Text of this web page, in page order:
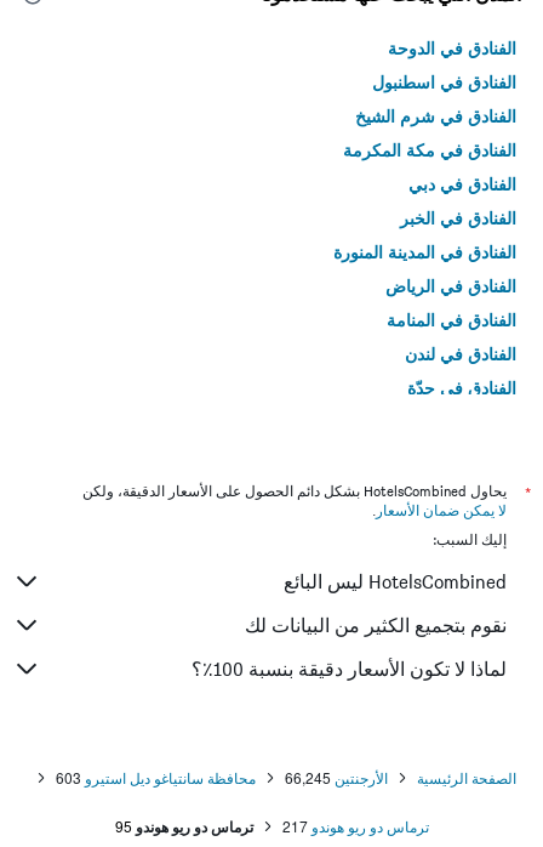
الفنادق في الدوحة
الفنادق في اسطنبول
الفنادق في شرم الشيخ
الفنادق في مكة المكرمة
الفنادق في دبي
الفنادق في الخبر
الفنادق في المدينة المنورة
الفنادق في الرياض
الفنادق في المنامة
الفنادق في لندن
الفنادق في جدّة
*
يحاول HotelsCombined بشكل دائم الحصول على الأسعار الدقيقة، ولكن
لا يمكن ضمان الأسعار .
إليك السبب:
HotelsCombined ليس البائع
نقوم بتجميع الكثير من البيانات لك
لماذا لا تكون الأسعار دقيقة بنسبة 100٪؟
الصفحة الرئيسية الأرجنتين 66,245 محافظة سانتياغو ديل استيرو 603
ترماس دو ريو هوندو 217 ترماس دو ريو هوندو 95